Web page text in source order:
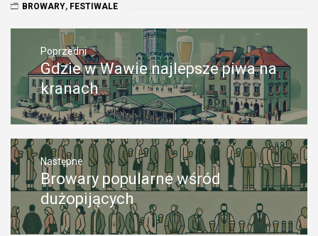
BROWARY, FESTIWALE
Nawigacja
wpisuPoprzedni
Poprzedni
wpis:
Gdzie w Wawie najlepsze piwa na
kranach
Następne
Następny
post:
Browary popularne wśród
dużopijących